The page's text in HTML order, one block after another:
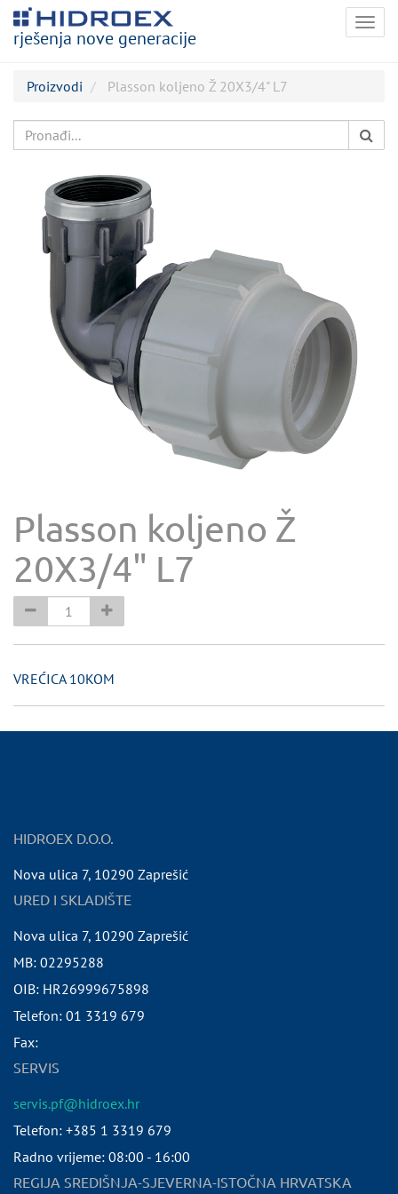
rješenja nove generacije
Proizvodi Plasson koljeno Ž 20X3/4" L7
Plasson koljeno Ž
20X3/4" L7
VREĆICA 10KOM
HIDROEX D.O.O.
Nova ulica 7, 10290 Zaprešić
URED I SKLADIŠTE
Nova ulica 7, 10290 Zaprešić
MB: 02295288
OIB: HR26999675898
Telefon: 01 3319 679
Fax:
SERVIS
servis.pf@hidroex.hr
Telefon: +385 1 3319 679
Radno vrijeme: 08:00 - 16:00
REGIJA SREDIŠNJA-SJEVERNA-ISTOČNA HRVATSKA